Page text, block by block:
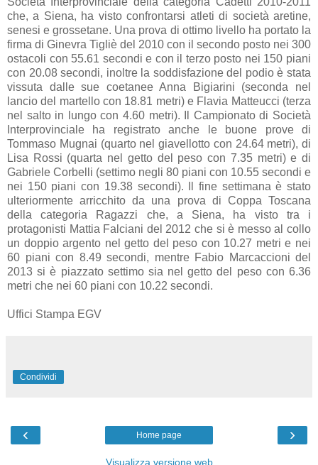
che, a Siena, ha visto confrontarsi atleti di società aretine,
senesi e grossetane. Una prova di ottimo livello ha portato la
firma di Ginevra Tigliè del 2010 con il secondo posto nei 300
ostacoli con 55.61 secondi e con il terzo posto nei 150 piani
con 20.08 secondi, inoltre la soddisfazione del podio è stata
vissuta dalle sue coetanee Anna Bigiarini (seconda nel
lancio del martello con 18.81 metri) e Flavia Matteucci (terza
nel salto in lungo con 4.60 metri). Il Campionato di Società
Interprovinciale ha registrato anche le buone prove di
Tommaso Mugnai (quarto nel giavellotto con 24.64 metri), di
Lisa Rossi (quarta nel getto del peso con 7.35 metri) e di
Gabriele Corbelli (settimo negli 80 piani con 10.55 secondi e
nei 150 piani con 19.38 secondi). Il fine settimana è stato
ulteriormente arricchito da una prova di Coppa Toscana
della categoria Ragazzi che, a Siena, ha visto tra i
protagonisti Mattia Falciani del 2012 che si è messo al collo
un doppio argento nel getto del peso con 10.27 metri e nei
60 piani con 8.49 secondi, mentre Fabio Marcaccioni del
2013 si è piazzato settimo sia nel getto del peso con 6.36
metri che nei 60 piani con 10.22 secondi.
Uffici Stampa EGV
Condividi
‹ ›
Home page
Visualizza versione web